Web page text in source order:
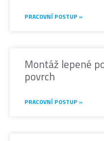
PRACOVNÍ POSTUP »
Montáž lepené
povrch
PRACOVNÍ POSTUP »